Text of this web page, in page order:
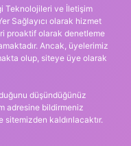
Teknolojileri ve İletişim
Sağlayıcı olarak hizmet
proaktif olarak denetleme
Ancak, üyelerimiz
olup, siteye üye olarak
düşündüğünüz
adresine bildirmeniz
kaldırılacaktır.